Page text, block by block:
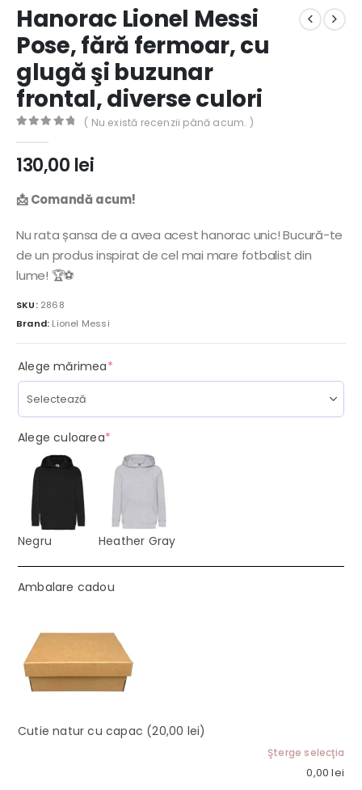
Hanorac Lionel Messi
Pose, fără fermoar, cu
glugă şi buzunar
frontal, diverse culori
( Nu există recenzii până acum. )
130,00 lei
📩 Comandă acum!
Nu rata șansa de a avea acest hanorac unic! Bucură-te
de un produs inspirat de cel mai mare fotbalist din
lume! 🏆⚽
SKU: 2868
Brand: Lionel Messi
Alege mărimea*(required)
Alege culoarea*(required)
Negru Heather Gray
Ambalare cadou
Cutie natur cu capac (20,00 lei)
Şterge selecţia
0,00lei